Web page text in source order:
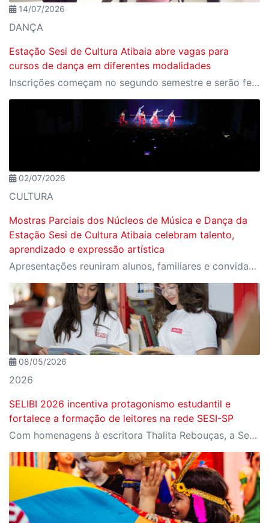
14/07/2026
DANÇA
Estação Sesi de Cultura Atibaia abre vagas para
cursos de dança em diferentes modalidades
Inscrições começam no segundo semestre e serão feitas de forma online
02/07/2026
CULTURA
Mostras Parciais dos Núcleos de Música e Dança da
Estação Sesi de Cultura Atibaia celebram talento,
aprendizado e expressão artística
Apresentações reuniram alunos, familiares e convidados no Cine Itá Cultural, em Atibaia
08/05/2026
2026
SELIBI 2026 incentiva protagonismo estudantil e
fortalece a formação de leitores na rede SESI-SP
Com homenagens à escritora Thalita Rebouças, a Semana do Livro e da Biblioteca promove criatividade, produção autoral e diferentes formas de expressão entre estudantes da Educação Infantil à EJA